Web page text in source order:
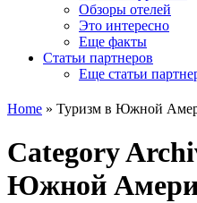
Обзоры отелей
Это интересно
Еще факты
Статьи партнеров
Еще статьи
Home » Туризм в Южной
Category
Южной